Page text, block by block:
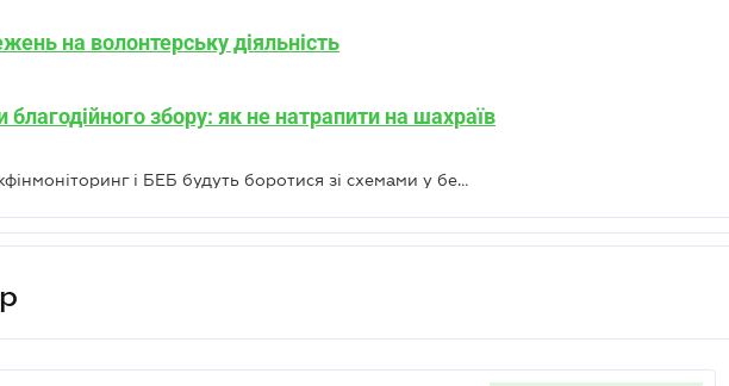
на волонтерську діяльність
благодійного збору: як не натрапити на шахраїв
ДПС, Держфінмоніторинг і БЕБ будуть боротися зі схемами у безготівкових переказах між фізособами